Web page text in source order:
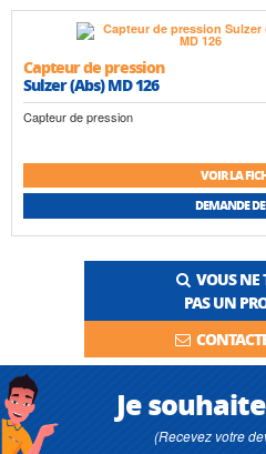
Capteur de pression
Sulzer (Abs) MD 126
Capteur de pression
VOIR LA
DEMANDE
VOUS NE
PAS UN
Je
(Recevez votre